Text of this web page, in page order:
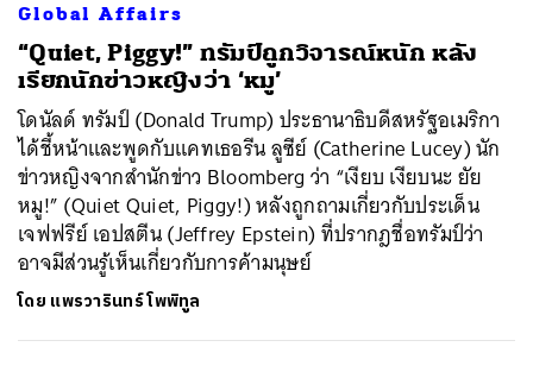
Global Affairs
“Quiet, Piggy!” ทรัมป์ถูกวิจารณ์หนัก หลัง
เรียกนักข่าวหญิงว่า ‘หมู’
โดนัลด์ ทรัมป์ (Donald Trump) ประธานาธิบดีสหรัฐอเมริกา
ได้ชี้หน้าและพูดกับแคทเธอรีน ลูซีย์ (Catherine Lucey) นัก
ข่าวหญิงจากสำนักข่าว Bloomberg ว่า “เงียบ เงียบนะ ยัย
หมู!” (Quiet Quiet, Piggy!) หลังถูกถามเกี่ยวกับประเด็น
เจฟฟรีย์ เอปสตีน (Jeffrey Epstein) ที่ปรากฎชื่อทรัมป์ว่า
อาจมีส่วนรู้เห็นเกี่ยวกับการค้ามนุษย์
โดย แพรวารินทร์ โพพิทูล